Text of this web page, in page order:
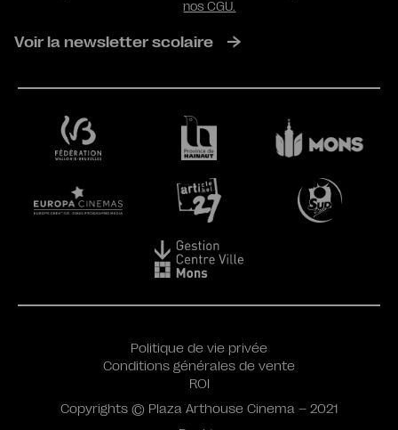
nos CGU.
Voir la newsletter scolaire
Politique de vie privée
Conditions générales de vente
ROI
Copyrights © Plaza Arthouse Cinema – 2021